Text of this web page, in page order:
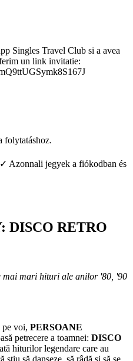
Singles Travel Club si a avea
un link invitatie:
folytatáshoz.
✓ Azonnali jegyek a fiókodban és
DISCO RETRO
mai mari hituri ale anilor '80, '90
voi, PERSOANE
petrecere a toamnei: DISCO
hiturilor legendare care au
să danseze, să râdă și să se